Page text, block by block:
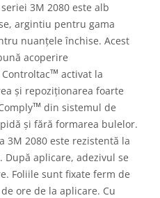
3M 2080 este alb
argintiu pentru gama
nuanțele închise. Acest
acoperire
™ activat la
și repoziționarea foarte
™ din sistemul de
și fără formarea bulelor.
3M 2080 este rezistentă la
aplicare, adezivul se
Foliile sunt fixate ferm de
ore de la aplicare. Cu